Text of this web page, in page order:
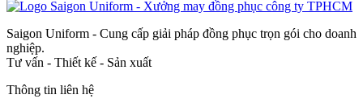
Saigon Uniform - Cung cấp giải pháp đồng phục trọn gói cho doanh
nghiệp.
Tư vấn - Thiết kế - Sản xuất
Thông tin liên hệ